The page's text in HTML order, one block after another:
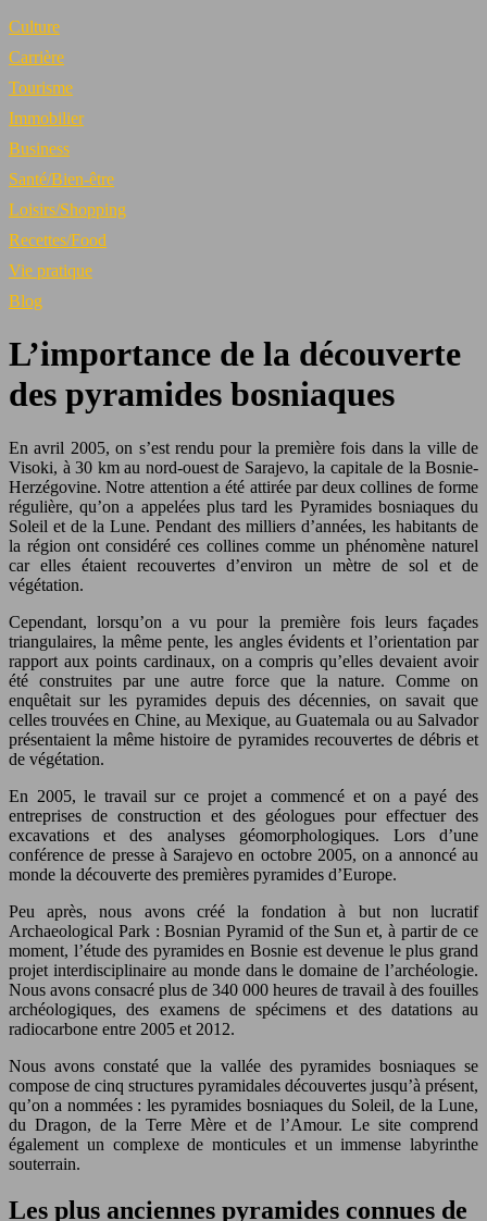
Culture
Carrière
Tourisme
Immobilier
Business
Santé/Bien-être
Loisirs/Shopping
Recettes/Food
Vie pratique
Blog
L’importance de la découverte
des pyramides bosniaques
En avril 2005, on s’est rendu pour la première fois dans la ville de
Visoki, à 30 km au nord-ouest de Sarajevo, la capitale de la Bosnie-
Herzégovine. Notre attention a été attirée par deux collines de forme
régulière, qu’on a appelées plus tard les Pyramides bosniaques du
Soleil et de la Lune. Pendant des milliers d’années, les habitants de
la région ont considéré ces collines comme un phénomène naturel
car elles étaient recouvertes d’environ un mètre de sol et de
végétation.
Cependant, lorsqu’on a vu pour la première fois leurs façades
triangulaires, la même pente, les angles évidents et l’orientation par
rapport aux points cardinaux, on a compris qu’elles devaient avoir
été construites par une autre force que la nature. Comme on
enquêtait sur les pyramides depuis des décennies, on savait que
celles trouvées en Chine, au Mexique, au Guatemala ou au Salvador
présentaient la même histoire de pyramides recouvertes de débris et
de végétation.
En 2005, le travail sur ce projet a commencé et on a payé des
entreprises de construction et des géologues pour effectuer des
excavations et des analyses géomorphologiques. Lors d’une
conférence de presse à Sarajevo en octobre 2005, on a annoncé au
monde la découverte des premières pyramides d’Europe.
Peu après, nous avons créé la fondation à but non lucratif
Archaeological Park : Bosnian Pyramid of the Sun et, à partir de ce
moment, l’étude des pyramides en Bosnie est devenue le plus grand
projet interdisciplinaire au monde dans le domaine de l’archéologie.
Nous avons consacré plus de 340 000 heures de travail à des fouilles
archéologiques, des examens de spécimens et des datations au
radiocarbone entre 2005 et 2012.
Nous avons constaté que la vallée des pyramides bosniaques se
compose de cinq structures pyramidales découvertes jusqu’à présent,
qu’on a nommées : les pyramides bosniaques du Soleil, de la Lune,
du Dragon, de la Terre Mère et de l’Amour. Le site comprend
également un complexe de monticules et un immense labyrinthe
souterrain.
Les plus anciennes pyramides connues de